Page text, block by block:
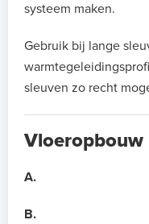
systeem maken.
Gebruik bij lange
sleuven zo recht
Vloeropbouw
A.
B.